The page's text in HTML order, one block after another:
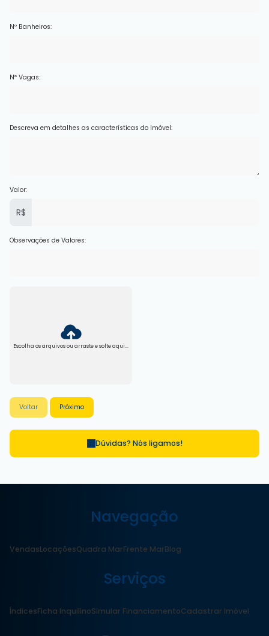
Nº Banheiros:
Nº Vagas:
Descreva em detalhes as características do Imóvel:
Valor:
R$
Observações de Valores:
Escolha os arquivos ou arraste e solte aqui...
Voltar Próximo
Dúvidas? Nós ligamos!
Navegação
VendasLocaçõesQuadra MarFrente MarBlog
Serviços
ÍndicesFicha InquilinoSimular FinanciamentoCadastrar Imóvel